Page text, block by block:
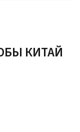
КИТАЙ